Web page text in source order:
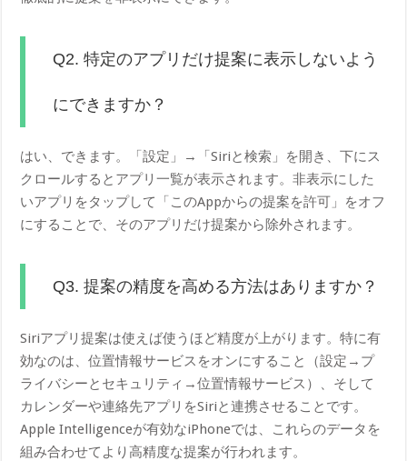
Q2. 特定のアプリだけ提案に表示しないよう
にできますか？
はい、できます。「設定」→「Siriと検索」を開き、下にス
クロールするとアプリ一覧が表示されます。非表示にした
いアプリをタップして「このAppからの提案を許可」をオフ
にすることで、そのアプリだけ提案から除外されます。
Q3. 提案の精度を高める方法はありますか？
Siriアプリ提案は使えば使うほど精度が上がります。特に有
効なのは、位置情報サービスをオンにすること（設定→プ
ライバシーとセキュリティ→位置情報サービス）、そして
カレンダーや連絡先アプリをSiriと連携させることです。
Apple Intelligenceが有効なiPhoneでは、これらのデータを
組み合わせてより高精度な提案が行われます。